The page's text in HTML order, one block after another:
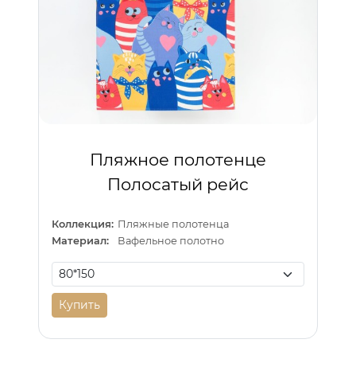
Пляжное полотенце
Полосатый рейс
Коллекция: Пляжные полотенца
Материал:
Вафельное полотно
Купить